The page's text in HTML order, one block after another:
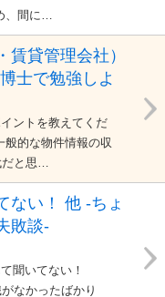
、間に…
賃貸管理会社）
士で勉強しよ
ントを教えてくだ
的な物件情報の収
と思…
ない！ 他 -ちょ
敗談-
聞いてない！
なかったばかり